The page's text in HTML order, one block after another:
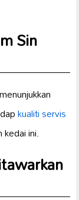
Sin
kualiti servis
ini.